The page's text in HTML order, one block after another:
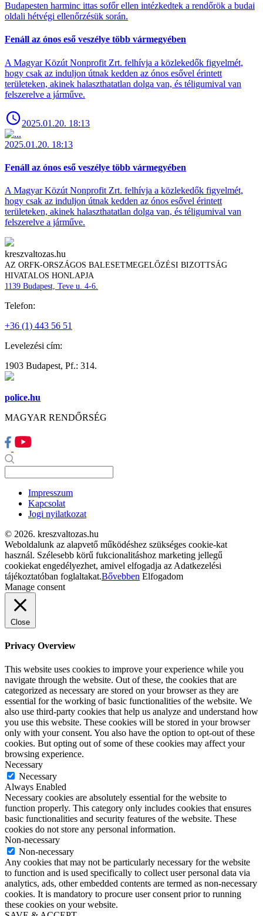
Budapesten harminc ittas sofőr ellen intézkedtek a rendőrök a budai
oldali hétvégi ellenőrzésük során.
Fenáll az ónos eső veszélye több vármegyében
A Magyar Közút Nonprofit Zrt. felhívja a közlekedők figyelmét,
hogy csak az induljon útnak kedden az ónos esővel érintett
területeken, akinek halaszthatatlan dolga van, és téligumival van
felszerelve a járműve.
2025.01.20. 18:13
2025.01.20. 18:13
Fenáll az ónos eső veszélye több vármegyében
A Magyar Közút Nonprofit Zrt. felhívja a közlekedők figyelmét,
hogy csak az induljon útnak kedden az ónos esővel érintett
területeken, akinek halaszthatatlan dolga van, és téligumival van
felszerelve a járműve.
kreszvaltozas.hu
AZ ORFK-ORSZÁGOS BALESETMEGELŐZÉSI BIZOTTSÁG
HIVATALOS HONLAPJA
1139 Budapest, Teve u. 4-6.
Telefon:
+36 (1) 443 56 51
Levelezési cím:
1903 Budapest, Pf.: 314.
police.hu
MAGYAR RENDŐRSÉG
Impresszum
Kapcsolat
Jogi nyilatkozat
© 2026. kreszvaltozas.hu
Weboldalunk az alapvető működéshez szükséges cookie-kat
használ. Szélesebb körű fukcionalitáshoz marketing jellegű
cookiekat engedélyezhet, amivel elfogadja az Adatkezelési
tájékoztatóban foglaltakat.Bővebben Elfogadom
Manage consent
Close
Privacy Overview
This website uses cookies to improve your experience while you
navigate through the website. Out of these, the cookies that are
categorized as necessary are stored on your browser as they are
essential for the working of basic functionalities of the website. We
also use third-party cookies that help us analyze and understand how
you use this website. These cookies will be stored in your browser
only with your consent. You also have the option to opt-out of these
cookies. But opting out of some of these cookies may affect your
browsing experience.
Necessary
Necessary
Always Enabled
Necessary cookies are absolutely essential for the website to
function properly. This category only includes cookies that ensures
basic functionalities and security features of the website. These
cookies do not store any personal information.
Non-necessary
Non-necessary
Any cookies that may not be particularly necessary for the website
to function and is used specifically to collect user personal data via
analytics, ads, other embedded contents are termed as non-necessary
cookies. It is mandatory to procure user consent prior to running
these cookies on your website.